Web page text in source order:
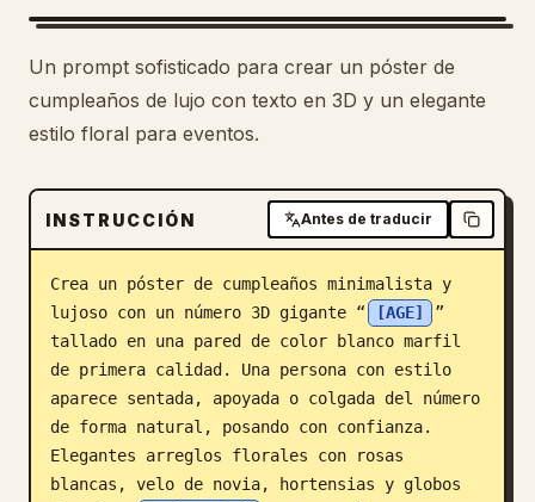
Habilidades
Prompts
Descargar
Blog
Actualizaciones
Un prompt sofisticado para crear un póster de
cumpleaños de lujo con texto en 3D y un elegante
estilo floral para eventos.
INSTRUCCIÓN Antes de traducir
Crea un póster de cumpleaños minimalista y
lujoso con un número 3D gigante “
[AGE]
”
tallado en una pared de color blanco marfil
de primera calidad. Una persona con estilo
aparece sentada, apoyada o colgada del número
de forma natural, posando con confianza.
Elegantes arreglos florales con rosas
blancas, velo de novia, hortensias y globos